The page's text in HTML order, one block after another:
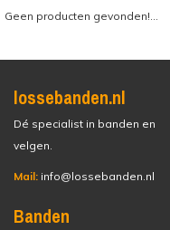
Geen producten gevonden!...
lossebanden.nl
Dé specialist in banden en
velgen.
Mail: info@lossebanden.nl
Banden